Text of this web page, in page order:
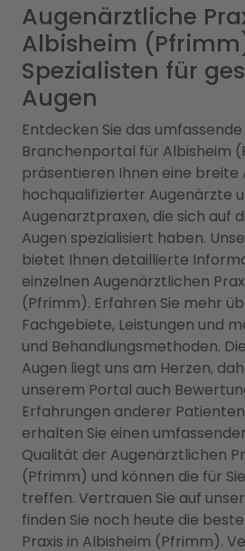
Augenärztliche
Albisheim
Spezialisten für
Augen
Entdecken Sie das
Branchenportal für Albisheim
präsentieren Ihnen eine breite
hochqualifizierter Augenärzte
Augenarztpraxen, die sich auf
Augen spezialisiert haben.
bietet Ihnen detaillierte
einzelnen Augenärztlichen
(Pfrimm). Erfahren Sie mehr
Fachgebiete, Leistungen und
und Behandlungsmethoden.
Augen liegt uns am Herzen,
unserem Portal auch
Erfahrungen anderer
erhalten Sie einen
Qualität der Augenärztlichen
(Pfrimm) und können die für
treffen. Vertrauen Sie auf
finden Sie noch heute die
Praxis in Albisheim (Pfrimm).